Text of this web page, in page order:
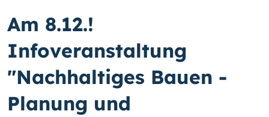
Am 8.12.!
Infoveranstaltung
"Nachhaltiges Bauen -
Planung und